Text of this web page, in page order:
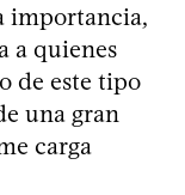
importancia,
a quienes
de este tipo
una gran
carga